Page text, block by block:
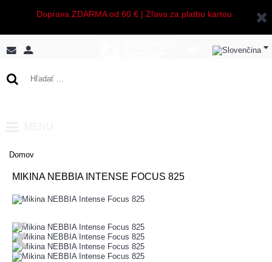
Doprava ZDARMA od 60 € | Zľava za platbu kartou
Domov
MIKINA NEBBIA INTENSE FOCUS 825